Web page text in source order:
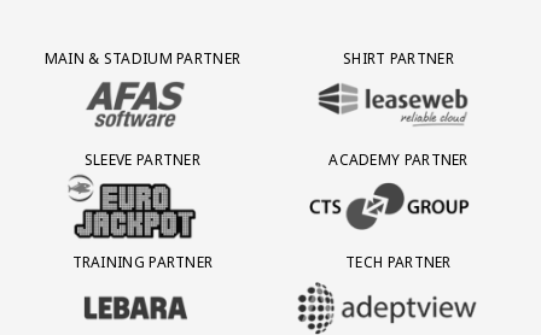
Partner Logos Grid
MAIN & STADIUM PARTNER
BEZOEK ONZE MAIN & STADIUM PARTNER AFAS SOFTWARE
SHIRT PARTNER
BEZOEK ONZE SHIRT PARTNER
SLEEVE PARTNER
BEZOEK ONZE SLEEVE PARTNER EUROJACKPOT
ACADEMY PARTNER
BEZOEK ONZE ACADEMY
TRAINING PARTNER
BEZOEK ONZE TRAINING PARTNER LEBARA
TECH PARTNER
BEZOEK ONZE TECH PARTNER